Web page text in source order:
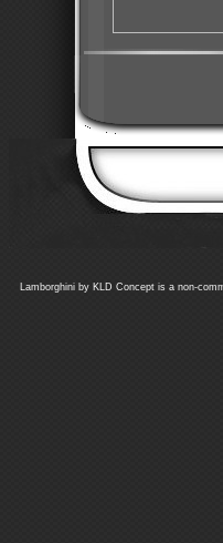
Lamborghini by KLD Concept is a non-